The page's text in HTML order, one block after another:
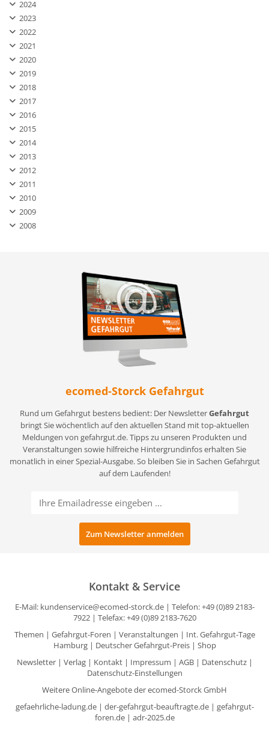
2024
2023
2022
2021
2020
2019
2018
2017
2016
2015
2014
2013
2012
2011
2010
2009
2008
ecomed-Storck Gefahrgut
Rund um Gefahrgut bestens bedient: Der NewsletterGefahrgut
bringt Sie wöchentlich auf den aktuellen Stand mit top-aktuellen
Meldungen von gefahrgut.de. Tipps zu unseren Produkten und
Veranstaltungen sowie hilfreiche Hintergrundinfos erhalten Sie
monatlich in einer Spezial-Ausgabe. So bleiben Sie in Sachen Gefahrgut
auf dem Laufenden!
Kontakt & Service
E-Mail: kundenservice@ecomed-storck.de| Telefon: +49 (0)89 2183-
7922 | Telefax: +49 (0)89 2183-7620
Themen | Gefahrgut-Foren | Veranstaltungen | Int. Gefahrgut-Tage
Hamburg| Deutscher Gefahrgut-Preis| Shop
Newsletter| Verlag| Kontakt| Impressum | AGB| Datenschutz|
Datenschutz-Einstellungen
Weitere Online-Angebote der ecomed-Storck GmbH
gefaehrliche-ladung.de| der-gefahrgut-beauftragte.de| gefahrgut-
foren.de| adr-2025.de